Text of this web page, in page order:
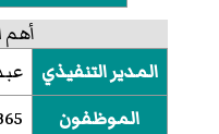
المدير التنفيذي
الموظفون